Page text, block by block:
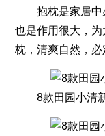
抱枕是家居中
也是作用很大，
枕，清爽自然，必
8款田园小清新